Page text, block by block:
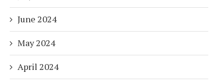
June 2024
May 2024
April 2024